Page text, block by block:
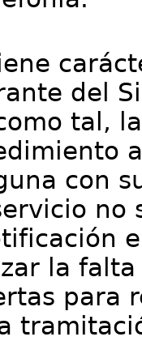
del
tal,
con
no
la
para